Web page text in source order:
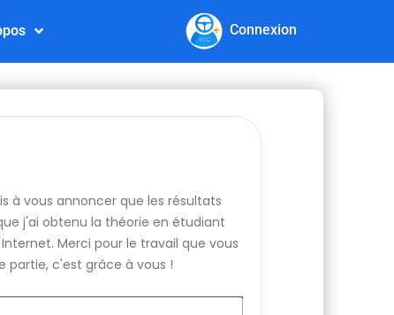
Connexion
à vous annoncer que les résultats
j'ai obtenu la théorie en étudiant
Merci pour le travail que vous
partie, c'est grâce à vous !